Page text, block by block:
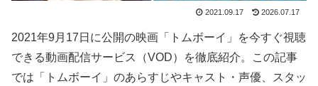
2021.09.17 2026.07.17
2021年9月17日に公開の映画「トムボーイ」を今すぐ視聴
できる動画配信サービス（VOD）を徹底紹介。この記事
では「トムボーイ」のあらすじやキャスト・声優、スタッ